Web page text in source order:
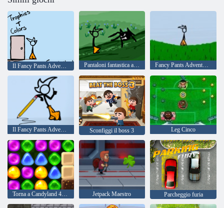
Il Fancy Pants Adventure: World 2 Pantaloni fantastica avventura Fancy Pants Adventure 2
Il Fancy Pants Adventure: World 3 Sconfiggi il boss 3 Leg Cinco
Torna a Candyland 4: Lollipop Garden Jetpack Maestro Parcheggio furia